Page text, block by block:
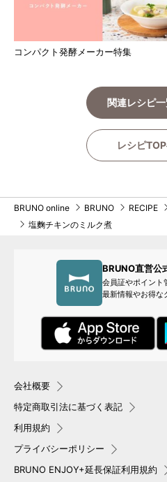
コンパクト発酵メーカー特集
関連レシピ
レシピ
BRUNO online BRUNO RECIPE
塩麴チキンのミルク煮
BRUNO直営公
会員証やポイント
最新情報やお得な
会社概要
特定商取引法に基づく表記
利用規約
プライバシーポリシー
BRUNO ENJOY+延長保証利用規約